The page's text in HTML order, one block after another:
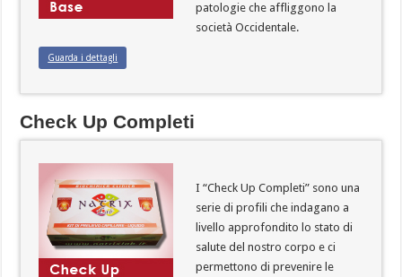
patologie che affliggono la
società Occidentale.
Guarda i dettagli
Check Up Completi
I “Check Up Completi” sono una
serie di profi­li che indagano a
livello approfondito lo stato di
salute del nostro corpo e ci
permettono di prevenire le